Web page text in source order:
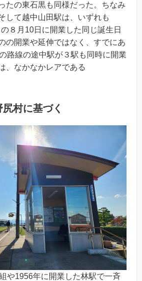
たの東石黒も同様だった。ちなみ
して越中山田駅は、いずれも
８月10日に開業した同じ誕生日
の開業や延伸ではなく、すでにあ
路線の途中駅が３駅も同時に開業
、なかなかレアである
村に基づく
や1956年に開業した林駅で一斉